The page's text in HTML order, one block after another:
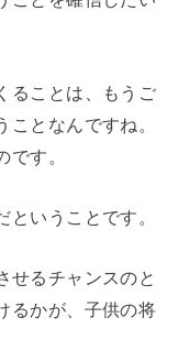
ることは、もうご
となんですね。
す。
いうことです。
せるチャンスのと
るかが、子供の将